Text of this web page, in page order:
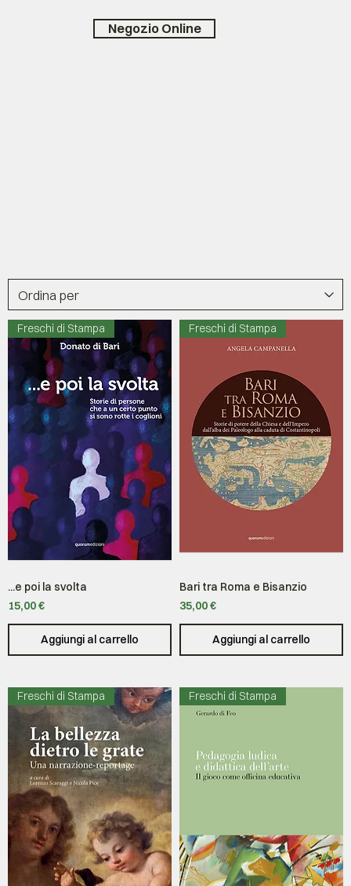
Freschi di Stampa
...e poi la svolta
Prezzo
15,00 €
Aggiungi al carrello
Freschi di Stampa
Bari tra Roma e Bisanzio
Prezzo
35,00 €
Aggiungi al carrello
Freschi di Stampa Freschi di Stampa
Negozio Online